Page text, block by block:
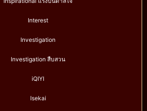
Interest
Investigation
Investigation สืบสวน
iQIYI
Isekai